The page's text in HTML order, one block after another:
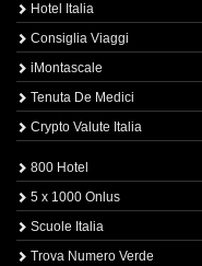
Hotel Italia
Consiglia Viaggi
iMontascale
Tenuta De Medici
Crypto Valute Italia
800 Hotel
5 x 1000 Onlus
Scuole Italia
Trova Numero Verde